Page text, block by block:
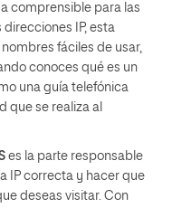
comprensible para las
IP, esta
fáciles de usar,
conoces qué es un
una guía telefónica
que se realiza al
es la parte responsable
IP correcta y hacer que
deseas visitar. Con